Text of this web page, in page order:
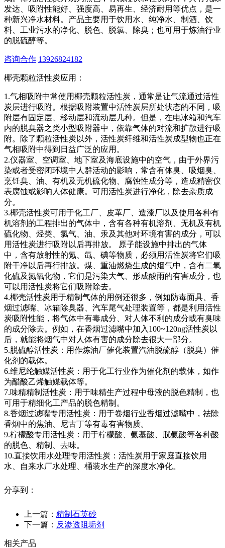
发达、吸附性能好、强度高、易再生、经济耐用等优点，是一
种新兴净水材料。产品主要用于饮用水、纯净水、制酒、饮
料、工业污水的净化、脱色、脱氯、除臭；也可用于炼油行业
的脱硫醇等。
咨询合作 13926824182
椰壳颗粒活性炭应用：
1.气相吸附中常使用椰壳颗粒活性炭，通常是让气流通过活性
炭层进行吸附。根据吸附装置中活性炭层所处状态的不同，吸
附层有固定层、移动层和流动层几种。但是，在电冰箱和汽车
内的脱臭器之类小型吸附器中，依靠气体的对流和扩散进行吸
附。除了颗粒活性炭以外，活性炭纤维和活性炭成型物也正在
气相吸附中得到日益广泛的应用。
2.仪器室、空调室、地下室及海底设施中的空气，由于外界污
染或者受密闭环境中人群活动的影响，常含有体臭、吸烟臭、
烹饪臭、油、有机及无机硫化物、腐蚀性成分等，造成精密仪
表腐蚀或影响人体健康。可用活性炭进行净化，除去杂质成
分。
3.椰壳活性炭可用于化工厂、皮革厂、造漆厂以及使用各种有
机溶剂的工程排出的气体中，含有各种有机溶剂、无机及有机
硫化物、烃类、氯气、油、汞及其他对环境有害的成分，可以
用活性炭进行吸附以后再排放。 原子能设施中排出的气体
中，含有放射性的氪、氙、碘等物质，必须用活性炭将它们吸
附干净以后再行排放。煤、重油燃烧生成的烟气中，含有二氧
化硫及氮氧化物，它们是污染大气、形成酸雨的有害成分，也
可以用活性炭将它们吸附除去。
4.椰壳活性炭用于精制气体的用例还很多，例如防毒面具、香
烟过滤嘴、冰箱除臭器、汽车尾气处理装置等，都是利用活性
炭吸附性能，将气体中有毒成分、对人体不利的成分或有臭味
的成分除去。例如，在香烟过滤嘴中加入100~120ng活性炭以
后，就能将烟气中对人体有害的成分除去很大一部分。
5.脱硫醇活性炭：用作炼油厂催化装置汽油脱硫醇（脱臭）催
化剂的载体。
6.维尼纶触媒活性炭：用于化工行业作为催化剂的载体，如作
为醋酸乙烯触媒载体等。
7.味精精制活性炭：用于味精生产过程中母液的脱色精制，也
可用于精细化工产品的脱色精制。
8.香烟过滤嘴专用活性炭：用于卷烟行业香烟过滤嘴中，祛除
香烟中的焦油、尼古丁等有毒有害物质。
9.柠檬酸专用活性炭：用于柠檬酸、氨基酸、胱氨酸等各种酸
的脱色、精制、去味。
10.直接饮用水处理专用活性炭：活性炭用于家庭直接饮用
水、自来水厂水处理、桶装水生产的深度水净化。
分享到：
上一篇： 精制石英砂
下一篇： 反渗透阻垢剂
相关产品